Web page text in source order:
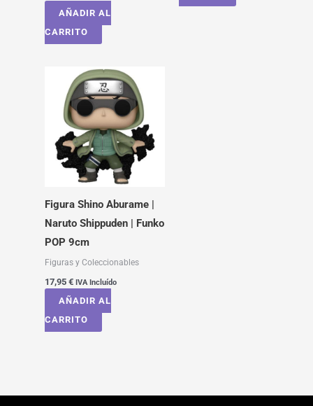
AÑADIR AL
CARRITO
Figura Shino Aburame |
Naruto Shippuden | Funko
POP 9cm
Figuras y Coleccionables
17,95 € IVA Incluído
AÑADIR AL
CARRITO